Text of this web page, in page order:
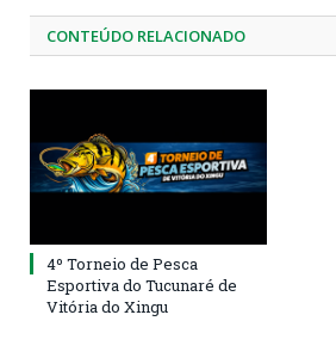
CONTEÚDO RELACIONADO
4º Torneio de Pesca
Esportiva do Tucunaré de
Vitória do Xingu